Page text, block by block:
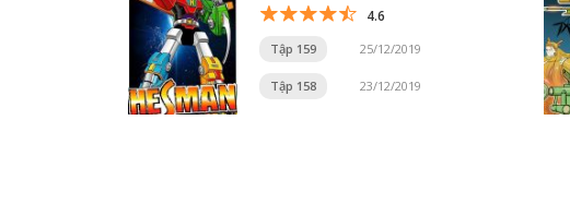
4.6
Tập 159 25/12/2019
Tập 158 23/12/2019